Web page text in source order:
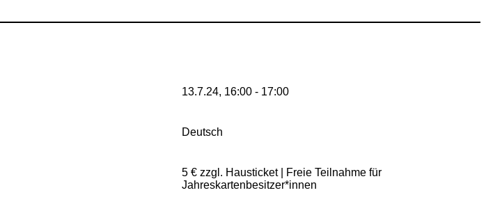
13.7.24, 16:00 - 17:00
Deutsch
5 € zzgl. Hausticket | Freie Teilnahme für
Jahreskartenbesitzer*innen